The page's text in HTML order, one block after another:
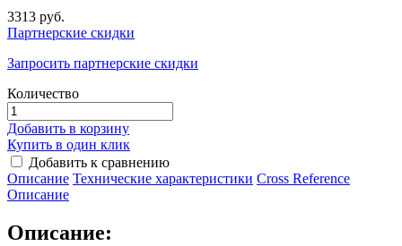
3313 руб.
Партнерские скидки
Запросить партнерские скидки
Количество
Добавить в корзину
Купить в один клик
Добавить к сравнению
Описание Технические характеристики Сross Reference
Описание
Описание: